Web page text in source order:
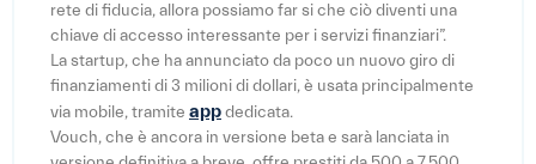
rete di fiducia, allora possiamo far si che ciò diventi una
chiave di accesso interessante per i servizi finanziari”.
La startup, che ha annunciato da poco un nuovo giro di
finanziamenti di 3 milioni di dollari, è usata principalmente
via mobile, tramite appdedicata.
Vouch, che è ancora in versione beta e sarà lanciata in